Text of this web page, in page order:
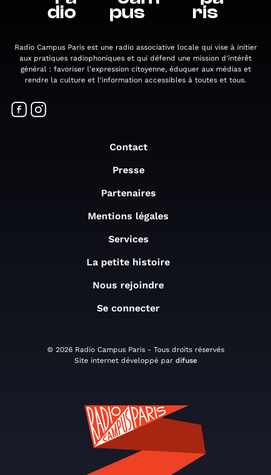
dio pus ris
Radio Campus Paris est une radio associative locale qui vise à initier
aux pratiques radiophoniques et qui défend une mission d'intérêt
général : favoriser l'expression citoyenne, éduquer aux médias et
rendre la culture et l'information accessibles à toutes et tous.
Contact
Presse
Partenaires
Mentions légales
Services
La petite histoire
Nous rejoindre
Se connecter
© 2026 Radio Campus Paris - Tous droits réservés
Site internet développé par difuse